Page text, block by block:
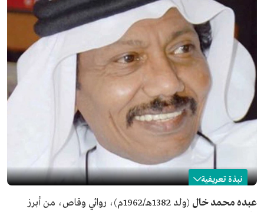
نبذة تعريفية
عبده خال
عبده محمد خال
(ولد 1382هـ/1962م)، روائي وقاص، من أبرز